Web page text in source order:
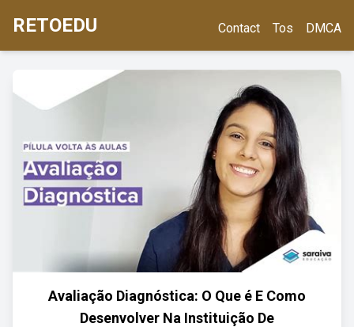
RETOEDU Contact Tos DMCA
Avaliação Diagnóstica: O Que é E Como
Desenvolver Na Instituição De